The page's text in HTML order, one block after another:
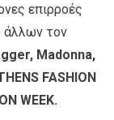
επιρροές
άλλων τον
Madonna,
FASHION
WEEK.